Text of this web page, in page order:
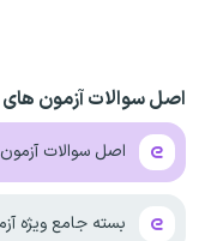
اصل سوالات آزمون
اصل سوالات آزمون
بسته جامع ویژه